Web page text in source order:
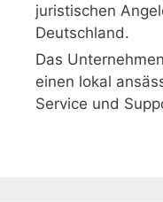
juristischen
Deutschland.
Das
einen lokal
Service und